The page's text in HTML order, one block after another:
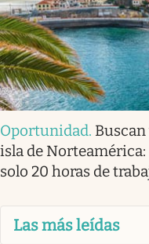
Oportunidad.
isla de
solo 20 horas de
Las más leídas